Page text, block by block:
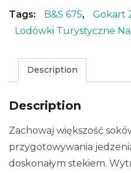
Tags: B&s 675, Gokart
Lodówki Turystyczne
Description
Description
Zachowaj większość
przygotowywania
doskonałym stekiem.